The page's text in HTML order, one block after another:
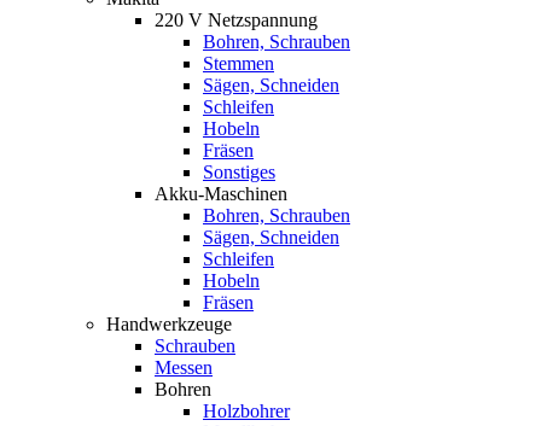
220 V Netzspannung
Bohren, Schrauben
Stemmen
Sägen, Schneiden
Schleifen
Hobeln
Fräsen
Sonstiges
Akku-Maschinen
Bohren, Schrauben
Sägen, Schneiden
Schleifen
Hobeln
Fräsen
Handwerkzeuge
Schrauben
Messen
Bohren
Holzbohrer